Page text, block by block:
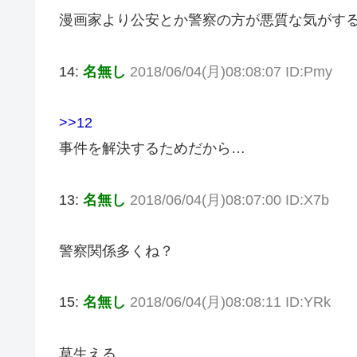
漫画家より公安とか警察の方が悪質な気がす
14: 名無し 2018/06/04(月)08:08:07 ID:Pmy
>>12
事件を解決するためだから…
13: 名無し 2018/06/04(月)08:07:00 ID:X7b
警察関係多くね？
15: 名無し 2018/06/04(月)08:08:11 ID:YRk
草生える